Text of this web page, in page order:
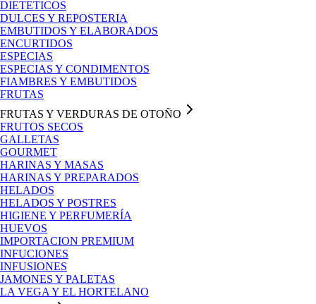
DIETETICOS
DULCES Y REPOSTERIA
EMBUTIDOS Y ELABORADOS
ENCURTIDOS
ESPECIAS
ESPECIAS Y CONDIMENTOS
FIAMBRES Y EMBUTIDOS
FRUTAS
FRUTAS Y VERDURAS DE OTOÑO
FRUTOS SECOS
GALLETAS
GOURMET
HARINAS Y MASAS
HARINAS Y PREPARADOS
HELADOS
HELADOS Y POSTRES
HIGIENE Y PERFUMERÍA
HUEVOS
IMPORTACION PREMIUM
INFUCIONES
INFUSIONES
JAMONES Y PALETAS
LA VEGA Y EL HORTELANO